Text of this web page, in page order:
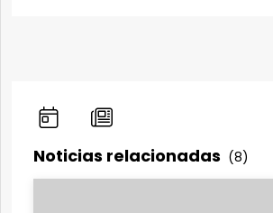
Noticias relacionadas (8)